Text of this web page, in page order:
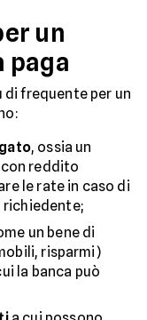
un
paga
di frequente per un
, ossia un
reddito
le rate in caso di
richiedente;
un bene di
risparmi)
la banca può